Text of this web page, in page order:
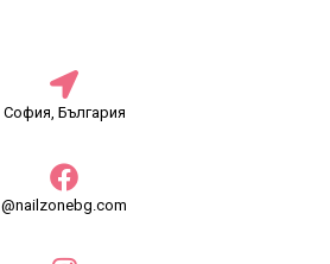
София, България
@nailzonebg.com